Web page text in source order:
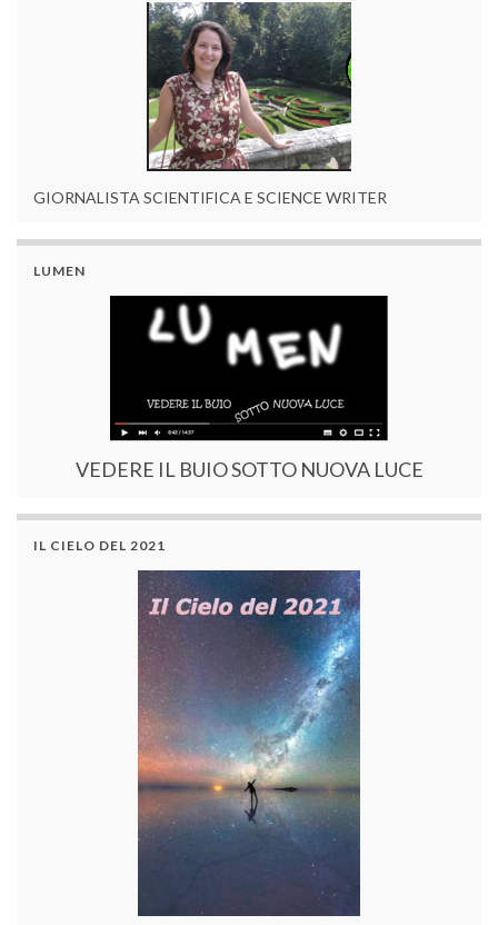
GIORNALISTA SCIENTIFICA E SCIENCE WRITER
LUMEN
VEDERE IL BUIO SOTTO NUOVA LUCE
IL CIELO DEL 2021